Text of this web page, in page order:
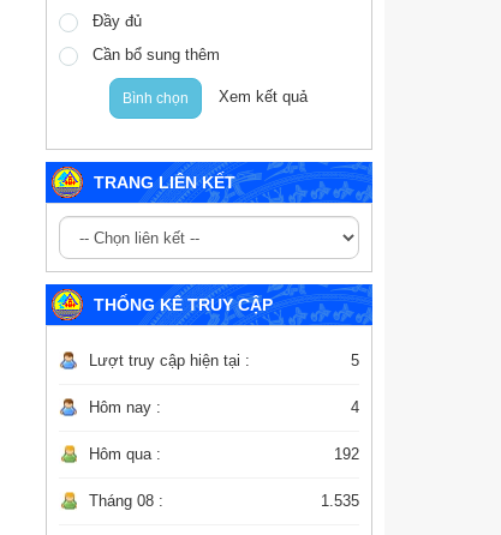
Đầy đủ
Cần bổ sung thêm
Bình chọn Xem kết quả
TRANG LIÊN KẾT
THỐNG KÊ TRUY CẬP
Lượt truy cập hiện tại : 5
Hôm nay : 4
Hôm qua : 192
Tháng 08 : 1.535